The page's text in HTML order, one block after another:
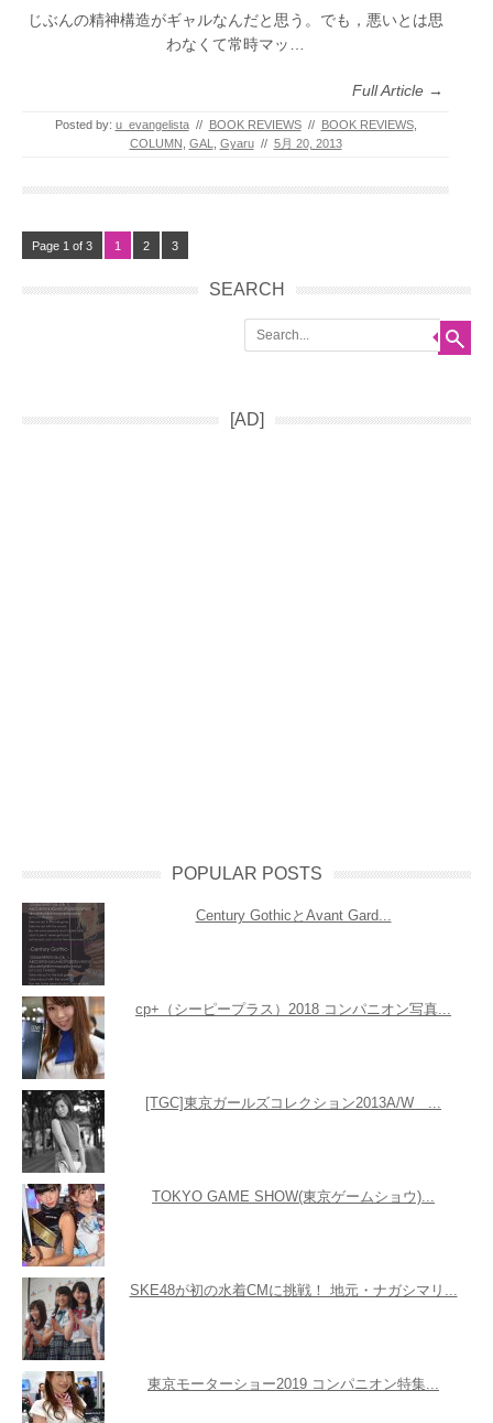
じぶんの精神構造がギャルなんだと思う。でも，悪いとは思
わなくて常時マッ…
Full Article →
Posted by: u_evangelista // BOOK REVIEWS // BOOK REVIEWS,
COLUMN GAL Gyaru // 5月 20, 2013
Page 1 of 3 1 2 3
SEARCH
Search
[AD]
POPULAR POSTS
Century GothicとAvant Gard...
cp+（シーピープラス）2018 コンパニオン写真...
[TGC]東京ガールズコレクション2013A/W ...
TOKYO GAME SHOW(東京ゲームショウ)...
SKE48が初の水着CMに挑戦！ 地元・ナガシマリ...
東京モーターショー2019 コンパニオン特集...